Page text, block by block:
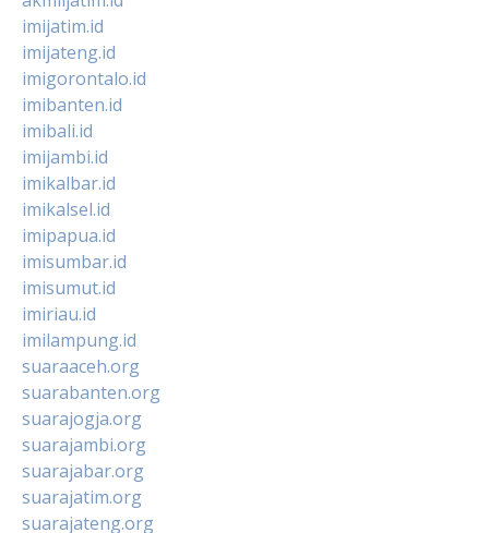
imijatim.id
imijateng.id
imigorontalo.id
imibanten.id
imibali.id
imijambi.id
imikalbar.id
imikalsel.id
imipapua.id
imisumbar.id
imisumut.id
imiriau.id
imilampung.id
suaraaceh.org
suarabanten.org
suarajogja.org
suarajambi.org
suarajabar.org
suarajatim.org
suarajateng.org